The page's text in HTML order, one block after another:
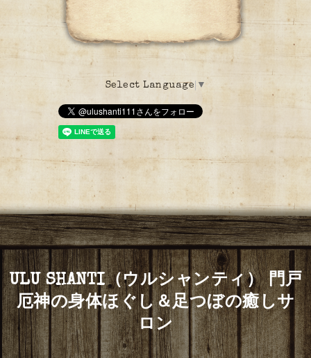
Select Language ▼
ULU SHANTI（ウルシャンティ） 門戸
厄神の身体ほぐし＆足つぼの癒しサ
ロン